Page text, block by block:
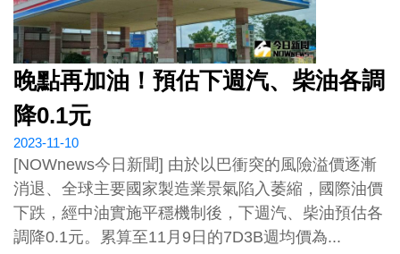
晚點再加油！預估下週汽、柴油各調
降0.1元
2023-11-10
[NOWnews今日新聞] 由於以巴衝突的風險溢價逐漸
消退、全球主要國家製造業景氣陷入萎縮，國際油價
下跌，經中油實施平穩機制後，下週汽、柴油預估各
調降0.1元。累算至11月9日的7D3B週均價為...